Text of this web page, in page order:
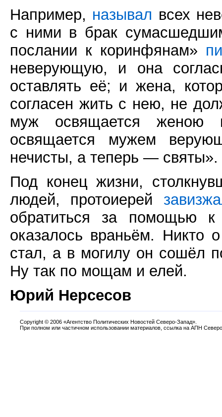
Например, называл всех
с ними в брак
послании к коринфянам»
неверующую, и она
оставлять её; и жена,
согласен жить с нею, не
муж освящается женою
освящается мужем
нечисты, а теперь — святы».
Под конец жизни,
людей, протоиерей
обратиться за помощью
оказалось враньём. Никто
стал, а в могилу он сошёл
Ну так по мощам и елей.
Юрий Нерсесов
Copyright © 2006 «Агентство Политических Новостей Северо-Запад».
При полном или частичном использовании материалов, ссылка на АПН